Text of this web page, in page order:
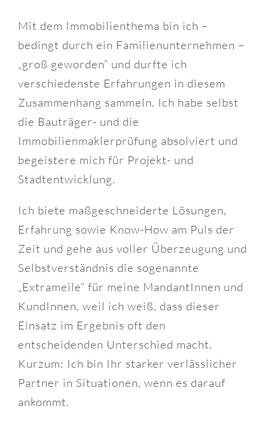
Mit dem Immobilienthema bin ich –
bedingt durch ein Familienunternehmen –
„groß geworden“ und durfte ich
verschiedenste Erfahrungen in diesem
Zusammenhang sammeln. Ich habe selbst
die Bauträger- und die
Immobilienmaklerprüfung absolviert und
begeistere mich für Projekt- und
Stadtentwicklung.
Ich biete maßgeschneiderte Lösungen,
Erfahrung sowie Know-How am Puls der
Zeit und gehe aus voller Überzeugung und
Selbstverständnis die sogenannte
„Extrameile“ für meine MandantInnen und
KundInnen, weil ich weiß, dass dieser
Einsatz im Ergebnis oft den
entscheidenden Unterschied macht.
Kurzum: Ich bin Ihr starker verlässlicher
Partner in Situationen, wenn es darauf
ankommt.
Home
About
Legal
Consulting
Real Estate
Media
Kontakt
Freyung 6/12/3-4
1010 Wien
+ 43 676 37 33 946
office@evahammertinger.legal
Home
About
Legal
Consulting
Real Estate
Media
Kontakt
Freyung 6/12/3-4
1010 Wien
+ 43 676 37 33 946
office@evahammertinger.legal